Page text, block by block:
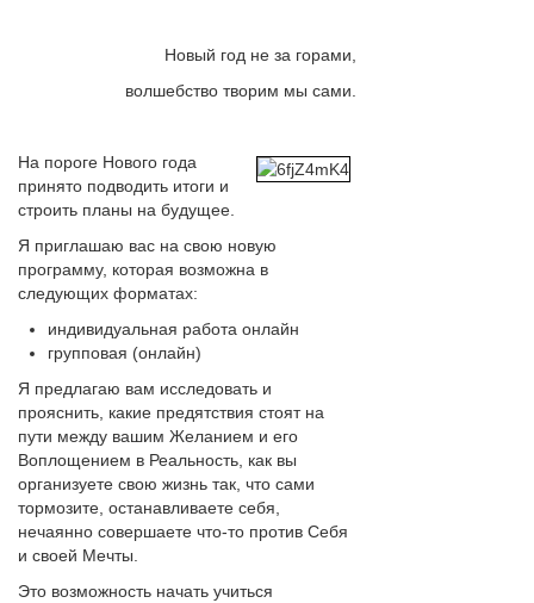
Новый год не за горами,
волшебство творим мы сами.
На пороге Нового года
принято подводить итоги и
строить планы на будущее.
Я приглашаю вас на свою новую
программу, которая возможна в
следующих форматах:
индивидуальная работа онлайн
групповая (онлайн)
Я предлагаю вам исследовать и
прояснить, какие предятствия стоят на
пути между вашим Желанием и его
Воплощением в Реальность, как вы
организуете свою жизнь так, что сами
тормозите, останавливаете себя,
нечаянно совершаете что-то против Себя
и своей Мечты.
Это возможность начать учиться